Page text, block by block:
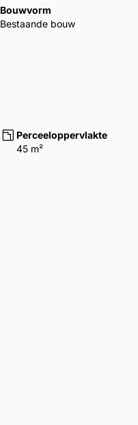
Bouwvorm
Bestaande bouw
Perceeloppervlakte
45 m²